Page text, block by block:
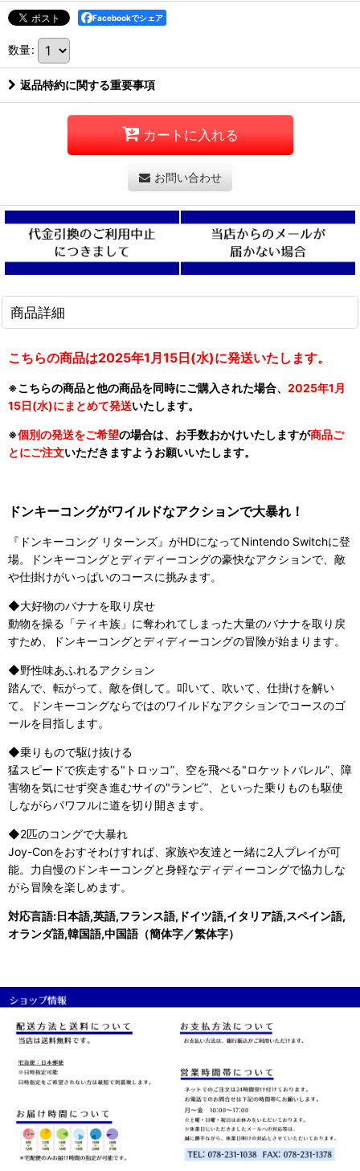
Facebookでシェア
数量:
返品特約に関する重要事項
カートに入れる
お問い合わせ
商品詳細
こちらの商品は2025年1月15日(水)に発送いたします。
※こちらの商品と他の商品を同時にご購入された場合、 2025年1月
15日(水)にまとめて発送いたします。
※個別の発送をご希望の場合は、お手数おかけいたしますが商品ご
とにご注文いただきますようお願いいたします。
ドンキーコングがワイルドなアクションで大暴れ！
『ドンキーコング リターンズ』がHDになってNintendo Switchに登
場。ドンキーコングとディディーコングの豪快なアクションで、敵
や仕掛けがいっぱいのコースに挑みます。
◆大好物のバナナを取り戻せ
動物を操る「ティキ族」に奪われてしまった大量のバナナを取り戻
すため、ドンキーコングとディディーコングの冒険が始まります。
◆野性味あふれるアクション
踏んで、転がって、敵を倒して。叩いて、吹いて、仕掛けを解い
て。ドンキーコングならではのワイルドなアクションでコースのゴ
ールを目指します。
◆乗りもので駆け抜ける
猛スピードで疾走する"トロッコ”、空を飛べる"ロケットバレル”、障
害物を気にせず突き進むサイの"ランビ”、といった乗りものも駆使
しながらパワフルに道を切り開きます。
◆2匹のコングで大暴れ
Joy-Conをおすそわけすれば、家族や友達と一緒に2人プレイが可
能。力自慢のドンキーコングと身軽なディディーコングで協力しな
がら冒険を楽しめます。
対応言語:日本語,英語,フランス語,ドイツ語,イタリア語,スペイン語,
オランダ語,韓国語,中国語（簡体字／繁体字）